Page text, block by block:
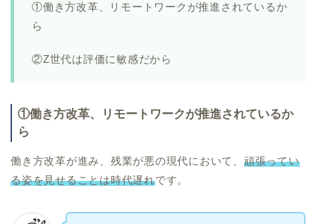
①働き方改革、リモートワークが推進されているか
ら
②Z世代は評価に敏感だから
①働き方改革、リモートワークが推進されているか
ら
働き方改革が進み、残業が悪の現代において、 頑張ってい
る姿を見せることは時代遅れです。